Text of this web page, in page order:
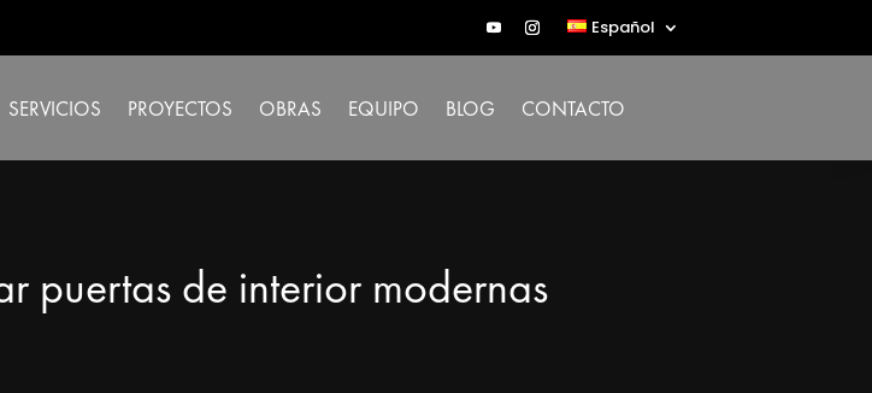
Español
SERVICIOS PROYECTOS OBRAS EQUIPO BLOG CONTACTO
puertas de interior modernas